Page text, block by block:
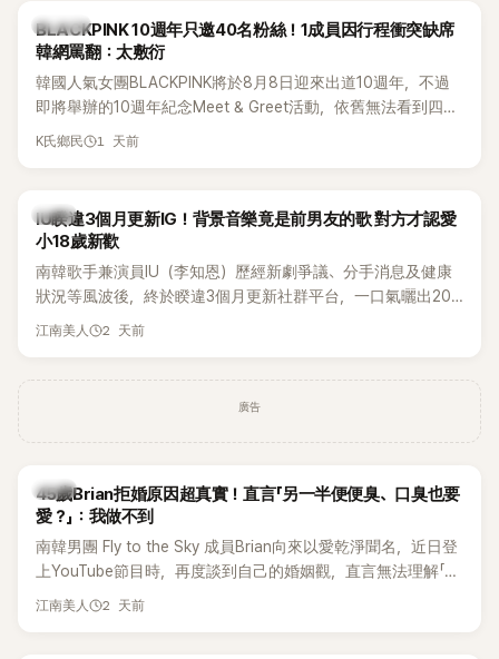
K-POP
BLACKPINK 10週年只邀40名粉絲！1成員因行程衝突缺席
韓網罵翻：太敷衍
韓國人氣女團BLACKPINK將於8月8日迎來出道10週年，不過
即將舉辦的10週年紀念Meet & Greet活動，依舊無法看到四人
合體。根據韓媒《MyDaily》7日報導，當天將由Jisoo（智秀）、
K氏鄉民 1 天前
韓星
IU睽違3個月更新IG！背景音樂竟是前男友的歌 對方才認愛
小18歲新歡
南韓歌手兼演員IU（李知恩）歷經新劇爭議、分手消息及健康
狀況等風波後，終於睽違3個月更新社群平台，一口氣曬出20
張近況照，讓大批粉絲又驚又喜。不過，比起照片本身，更引
江南美人 2 天前
廣告
韓星
45歲Brian拒婚原因超真實！直言「另一半便便臭、口臭也要
愛？」：我做不到
南韓男團 Fly to the Sky 成員Brian向來以愛乾淨聞名，近日登
上YouTube節目時，再度談到自己的婚姻觀，直言無法理解「連
另一半的口臭、便便臭都要愛」這種說法，更大方表明自己是不
江南美人 2 天前